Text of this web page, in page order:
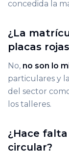
concedida la
¿La
placas
No, no son lo
particulares y
del sector
los talleres.
¿Hace
circular?